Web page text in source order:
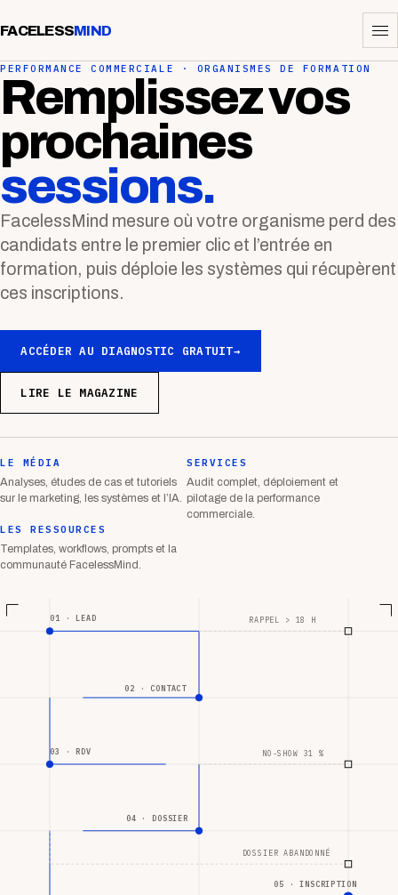
FACELESSMIND
PERFORMANCE COMMERCIALE · ORGANISMES DE FORMATION
Remplissez vos
prochaines
sessions.
FacelessMind mesure où votre organisme perd des
candidats entre le premier clic et l’entrée en
formation, puis déploie les systèmes qui récupèrent
ces inscriptions.
ACCÉDER AU DIAGNOSTIC GRATUIT→
LIRE LE MAGAZINE
LE MÉDIA
Analyses, études de cas et tutoriels
sur le marketing, les systèmes et l’IA.
SERVICES
Audit complet, déploiement et
pilotage de la performance
commerciale.
LES RESSOURCES
Templates, workflows, prompts et la
communauté FacelessMind.
01 · LEAD
02 · CONTACT
03 · RDV
04 · DOSSIER
05 · INSCRIPTION
RAPPEL > 18 H
NO-SHOW 31 %
DOSSIER ABANDONNÉ